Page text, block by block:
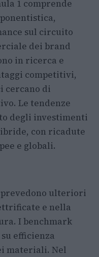
1 comprende
sul circuito
dei brand
in ricerca e
competitivi,
cercano di
Le tendenze
degli investimenti
con ricadute
e globali.
ulteriori
e nella
I benchmark
efficienza
materiali. Nel